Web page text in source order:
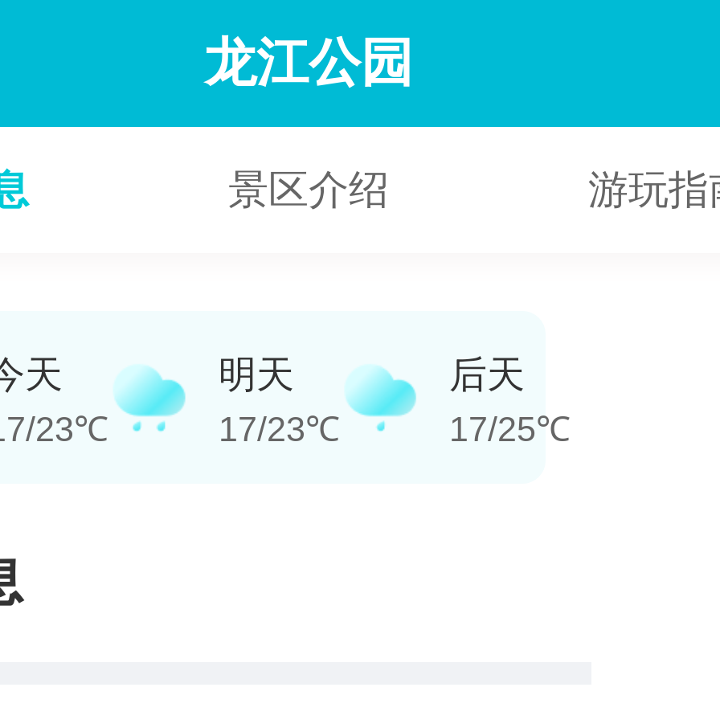
龙江公园
景区介绍 游玩指
天
23℃
明天
17/23℃
后天
17/25℃